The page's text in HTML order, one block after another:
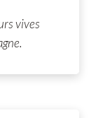
vives